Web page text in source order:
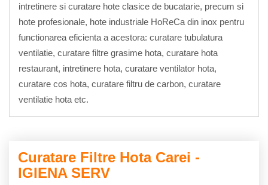
intretinere si curatare hote clasice de bucatarie, precum si
hote profesionale, hote industriale HoReCa din inox pentru
functionarea eficienta a acestora: curatare tubulatura
ventilatie, curatare filtre grasime hota, curatare hota
restaurant, intretinere hota, curatare ventilator hota,
curatare cos hota, curatare filtru de carbon, curatare
ventilatie hota etc.
Curatare Filtre Hota Carei -
IGIENA SERV